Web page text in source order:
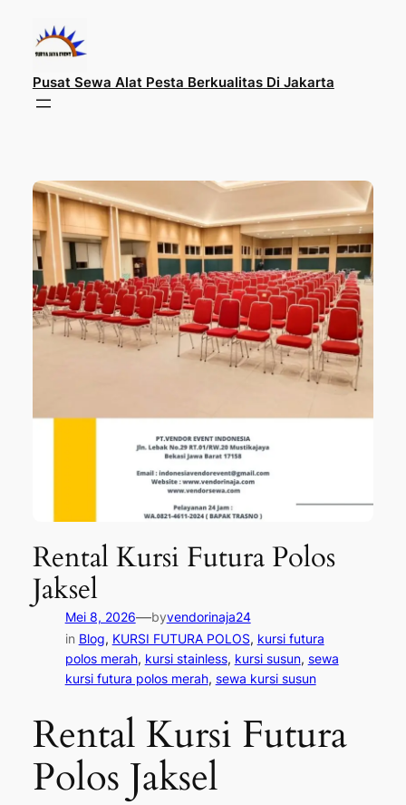
konten
Pusat Sewa Alat Pesta Berkualitas Di Jakarta
Rental Kursi Futura Polos
Jaksel
Mei 8, 2026—byvendorinaja24
in Blog, KURSI FUTURA POLOS, kursi futura
polos merah, kursi stainless, kursi susun, sewa
kursi futura polos merah, sewa kursi susun
Rental Kursi Futura
Polos Jaksel